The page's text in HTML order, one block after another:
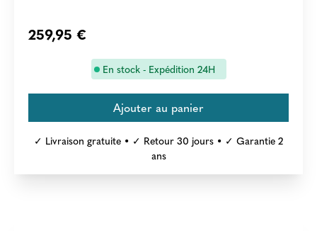
259,95 €
En stock - Expédition 24H
✓ Livraison gratuite • ✓ Retour 30 jours • ✓ Garantie 2
ans